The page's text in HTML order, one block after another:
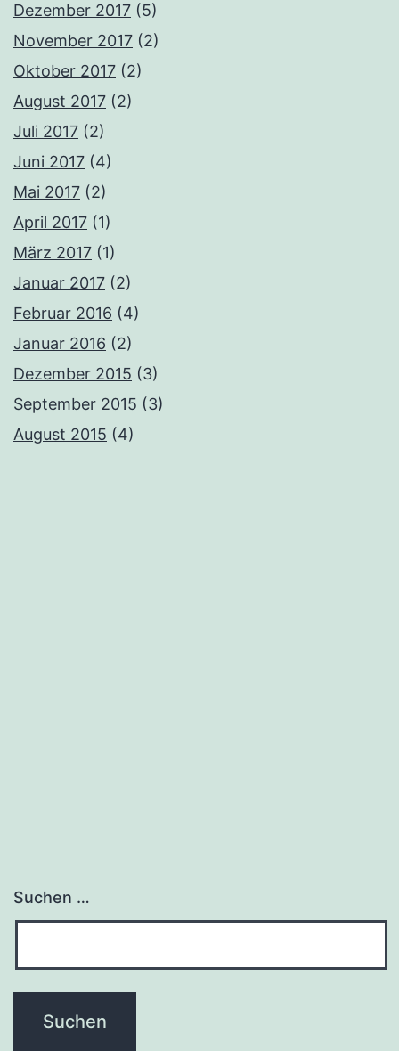
Dezember 2017 (5)
November 2017 (2)
Oktober 2017 (2)
August 2017 (2)
Juli 2017 (2)
Juni 2017 (4)
Mai 2017 (2)
April 2017 (1)
März 2017 (1)
Januar 2017 (2)
Februar 2016 (4)
Januar 2016 (2)
Dezember 2015 (3)
September 2015 (3)
August 2015 (4)
Suchen …